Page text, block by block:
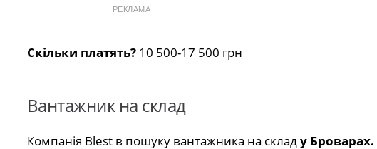
РЕКЛАМА
Скільки платять? 10 500-17 500 грн
Вантажник на склад
Компанія Blest в пошуку вантажника на складу Броварах.